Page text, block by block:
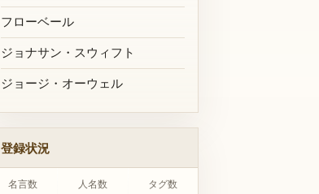
フローベール
ジョナサン・スウィフト
ジョージ・オーウェル
登録状況
名言数 人名数 タグ数